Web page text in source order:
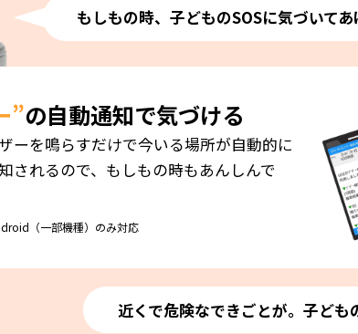
もしもの時、子どものSOSに気づいてあ
”の自動通知で気づける
ーを鳴らすだけで今いる場所が自動的に
されるので、もしもの時もあんしんで
（一部機種）のみ対応
近くで危険なできごとが。子ど